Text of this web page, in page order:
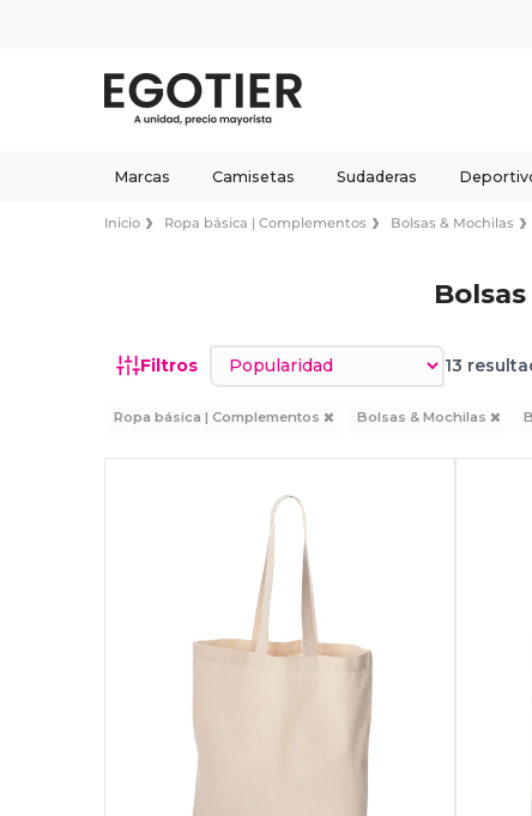
Marcas Camisetas Sudaderas
Inicio Ropa básica | Complementos Bolsas & Mochilas
Filtros Ordenar por 13
Ropa básica | Complementos Bolsas & Mochilas